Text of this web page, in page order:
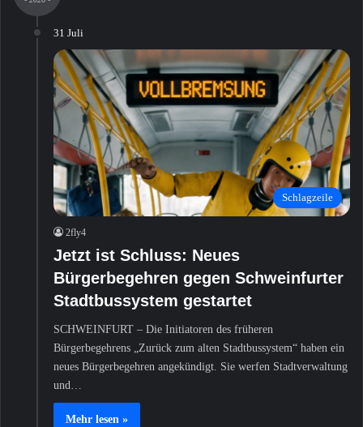
:
31 Juli
Schlagzeile
2fly4
Jetzt ist Schluss: Neues
Bürgerbegehren gegen Schweinfurter
Stadtbussystem gestartet
SCHWEINFURT – Die Initiatoren des früheren
Bürgerbegehrens „Zurück zum alten Stadtbussystem“ haben ein
neues Bürgerbegehren angekündigt. Sie werfen Stadtverwaltung
und…
Mehr lesen »